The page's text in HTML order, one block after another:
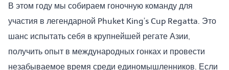
В этом году мы собираем гоночную команду для
участия в легендарной Phuket King’s Cup Regatta. Это
шанс испытать себя в крупнейшей регате Азии,
получить опыт в международных гонках и провести
незабываемое время среди единомышленников. Если